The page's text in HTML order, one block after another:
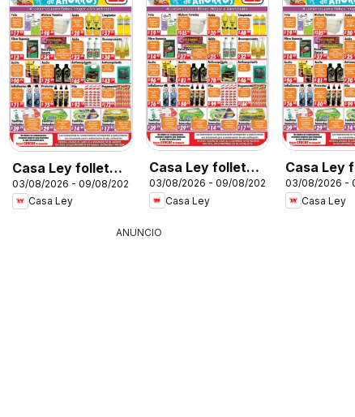
Casa Ley folleto
Frontera
03/08/2026 - 09/08/2026
Casa Ley
Casa Ley folleto
La Paz
03/08/2026 - 09/08/2026
Casa Ley
Casa Ley
Hermosillo
03/08/2026 -
Casa Ley
ANUNCIO